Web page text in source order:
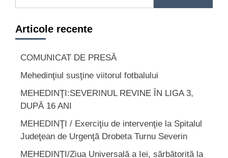
Articole recente
COMUNICAT DE PRESĂ
Mehedinţiul susţine viitorul fotbalului
MEHEDINŢI:SEVERINUL REVINE ÎN LIGA 3,
DUPĂ 16 ANI
MEHEDINŢI / Exerciţiu de intervenţie la Spitalul
Judeţean de Urgenţă Drobeta Turnu Severin
MEHEDINŢI/Ziua Universală a Iei, sărbătorită la